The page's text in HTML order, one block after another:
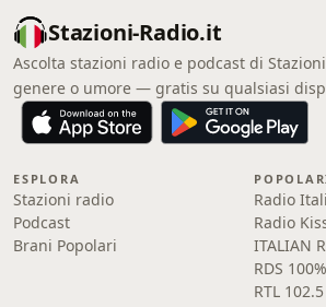
Stazioni-Radio.it
Ascolta stazioni radio e podcast di
genere o umore — gratis su qualsiasi
ESPLORA
Stazioni radio
Podcast
Brani Popolari
Radio
Radio
ITALIAN
RDS
RTL 102.5